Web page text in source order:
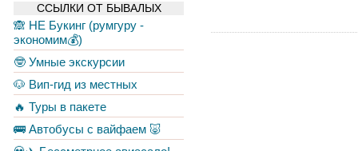
ССЫЛКИ ОТ БЫВАЛЫХ
🙈 НЕ Букинг (румгуру -
экономим💰)
🤓 Умные экскурсии
🐶 Вип-гид из местных
🔥 Туры в пакете
🚌 Автобусы с вайфаем 🐷